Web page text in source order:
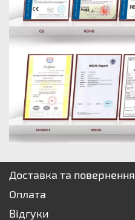
Доставка та повернення
Оплата
Відгуки